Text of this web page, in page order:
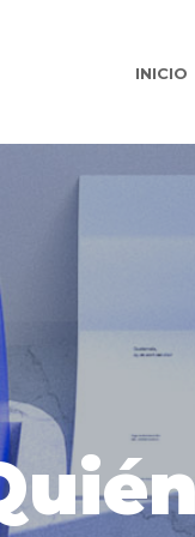
INICIO